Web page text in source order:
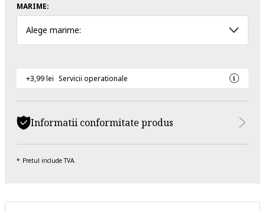
MARIME:
Alege marime:
+3,99 lei Servicii operationale
Informatii conformitate produs
Pretul include TVA.